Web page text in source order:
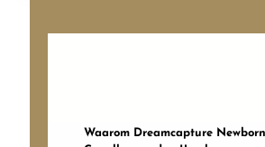
Waarom Dreamcapture